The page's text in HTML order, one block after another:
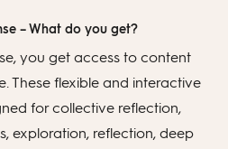
– What do you get?
you get access to content
These flexible and interactive
for collective reflection,
exploration, reflection, deep